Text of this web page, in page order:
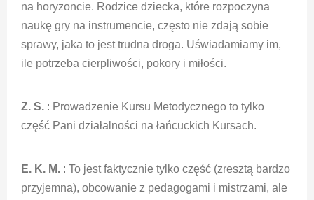
na horyzoncie. Rodzice dziecka, które rozpoczyna
naukę gry na instrumencie, często nie zdają sobie
sprawy, jaka to jest trudna droga. Uświadamiamy im,
ile potrzeba cierpliwości, pokory i miłości.
Z. S. : Prowadzenie Kursu Metodycznego to tylko
część Pani działalności na łańcuckich Kursach.
E. K. M. : To jest faktycznie tylko część (zresztą bardzo
przyjemna), obcowanie z pedagogami i mistrzami, ale